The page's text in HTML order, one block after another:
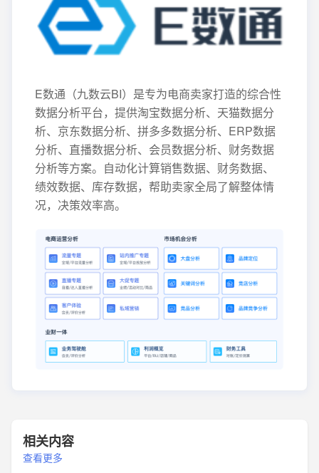
E数通（九数云BI）是专为电商卖家打造的综合性
数据分析平台，提供淘宝数据分析、天猫数据分
析、京东数据分析、拼多多数据分析、ERP数据
分析、直播数据分析、会员数据分析、财务数据
分析等方案。自动化计算销售数据、财务数据、
绩效数据、库存数据，帮助卖家全局了解整体情
况，决策效率高。
相关内容
查看更多